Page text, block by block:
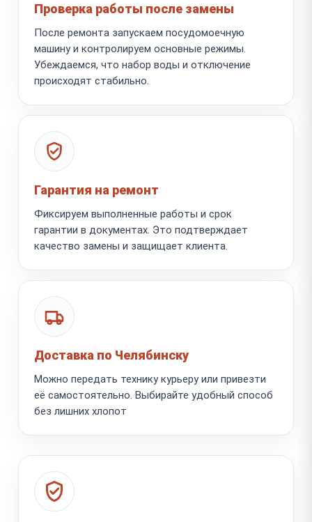
Проверка работы после замены
После ремонта запускаем посудомоечную
машину и контролируем основные режимы.
Убеждаемся, что набор воды и отключение
происходят стабильно.
Гарантия на ремонт
Фиксируем выполненные работы и срок
гарантии в документах. Это подтверждает
качество замены и защищает клиента.
Доставка по Челябинску
Можно передать технику курьеру или привезти
её самостоятельно. Выбирайте удобный способ
без лишних хлопот